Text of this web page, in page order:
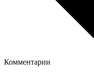
Комментарии